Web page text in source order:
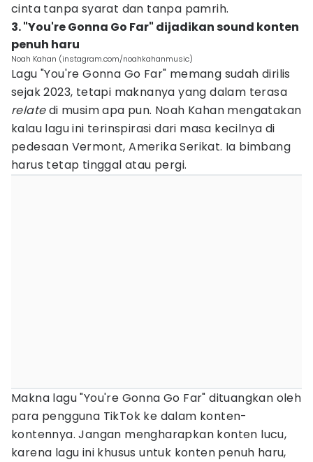
cinta tanpa syarat dan tanpa pamrih.
3. "You're Gonna Go Far" dijadikan sound konten
penuh haru
Noah Kahan (instagram.com/noahkahanmusic)
Lagu "You're Gonna Go Far" memang sudah dirilis
sejak 2023, tetapi maknanya yang dalam terasa
relatedi musim apa pun. Noah Kahan mengatakan
kalau lagu ini terinspirasi dari masa kecilnya di
pedesaan Vermont, Amerika Serikat. Ia bimbang
harus tetap tinggal atau pergi.
Makna lagu "You're Gonna Go Far" dituangkan oleh
para pengguna TikTok ke dalam konten-
kontennya. Jangan mengharapkan konten lucu,
karena lagu ini khusus untuk konten penuh haru,